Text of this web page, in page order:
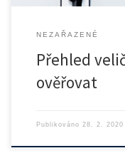
NEZAŘAZENÉ
Přehled
ověřovat
Publikováno 28. 2. 2020